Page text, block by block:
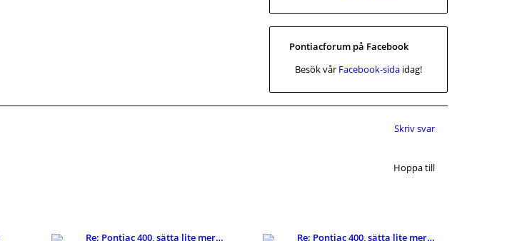
Pontiacforum på Facebook
Besök vår Facebook-sida idag!
Skriv svar
Hoppa till
Re: Pontiac 400, sätta lite mer fart på snurran. Re: Pontiac 400, sätta lite mer fart på snurran.